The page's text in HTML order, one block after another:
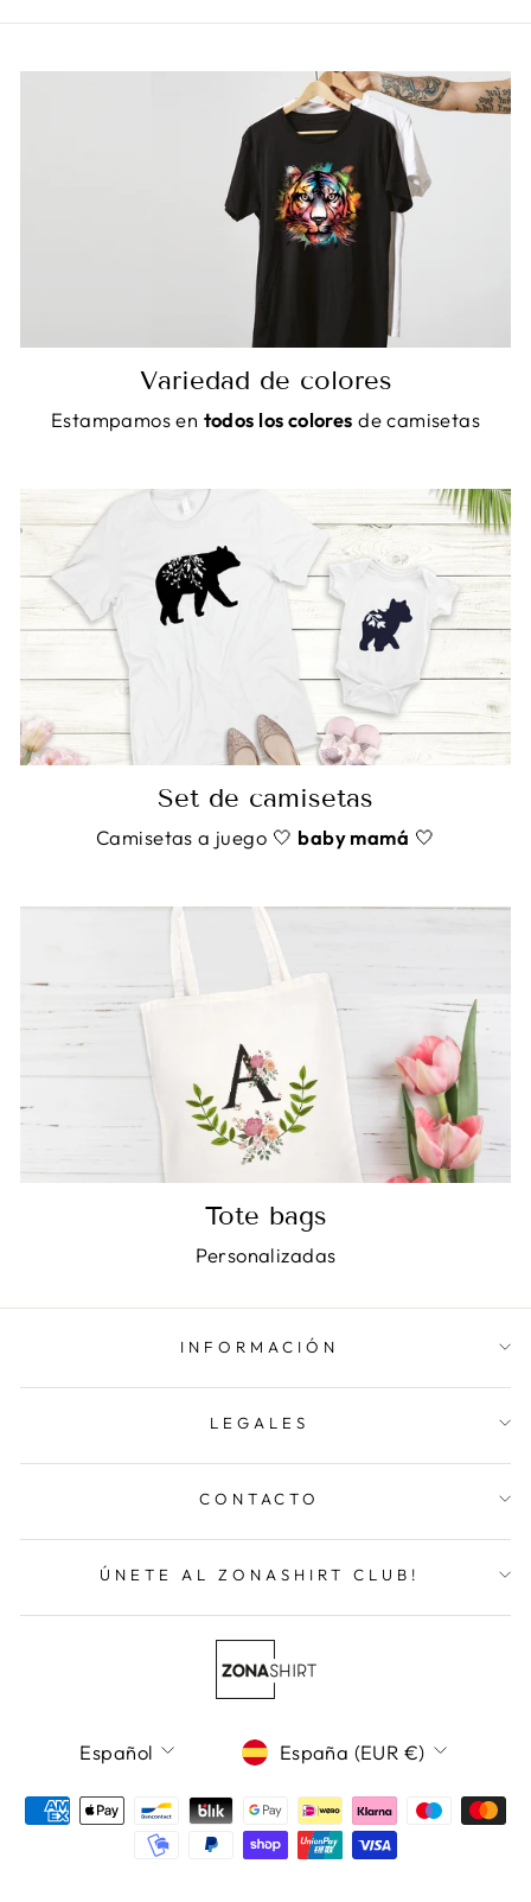
Variedad de colores
Estampamos en todos los colores de camisetas
Set de camisetas
Camisetas a juego 🤍 baby mamá 🤍
Tote bags
Personalizadas
INFORMACIÓN
LEGALES
CONTACTO
ÚNETE AL ZONASHIRT CLUB!
Idioma
Español Moneda
España (EUR €)